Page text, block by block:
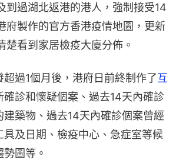
到過湖北返港的港人，強制接受14
府製作的官方香港疫情地圖，更新
楚看到家居檢疫大廈分佈。
過1個月後，港府日前終制作了互
確診和懷疑個案、過去14天內確診
築物、過去14天內確診個案曾經
具及日期、檢疫中心、急症室等候
圖等。